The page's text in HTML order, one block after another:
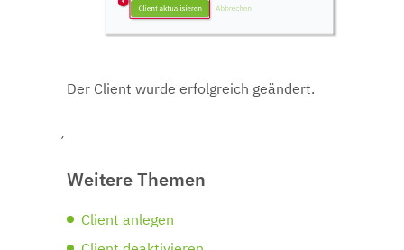
Der Client wurde erfolgreich geändert.
´
Weitere Themen
Client anlegen